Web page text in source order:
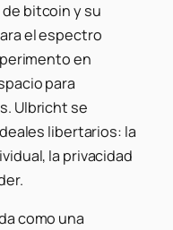
bitcoin y su
el espectro
en
para
Ulbricht se
libertarios: la
la privacidad
como una